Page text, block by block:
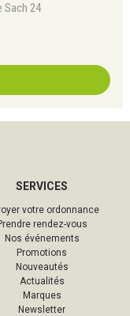
Sach 24
SERVICES
votre ordonnance
rendez-vous
Nos événements
Promotions
Nouveautés
Actualités
Marques
Newsletter